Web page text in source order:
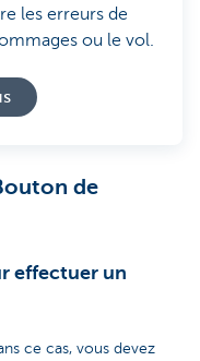
les erreurs de
ou le vol.
de
effectuer un
ce cas, vous devez